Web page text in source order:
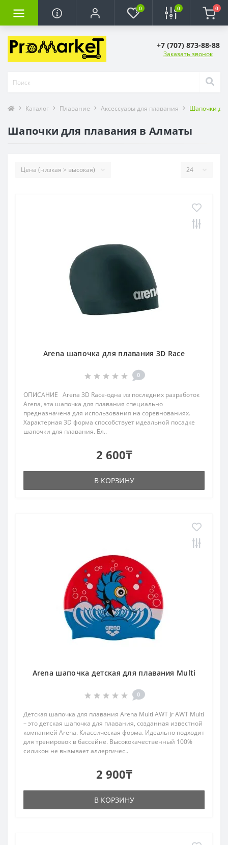
0 0 0
+7 (707) 873-88-88
Заказать звонок
Каталог Плавание Аксессуары для плавания Шапочки
Шапочки для плавания в Алматы
Arena шапочка для плавания 3D Race
0
ОПИСАНИЕ Arena 3D Race-одна из последних разработок
Arena, эта шапочка для плавания специально
предназначена для использования на соревнованиях.
Характерная 3D форма способствует идеальной посадке
шапочки для плавания. Бл..
2 600₸
В КОРЗИНУ
Arena шапочка детская для плавания Multi
0
Детская шапочка для плавания Arena Multi AWT Jr AWT Multi
– это детская шапочка для плавания, созданная известной
компанией Arena. Классическая форма. Идеально подходит
для тренировок в бассейне. Высококачественный 100%
силикон не вызывает аллергичес..
2 900₸
В КОРЗИНУ